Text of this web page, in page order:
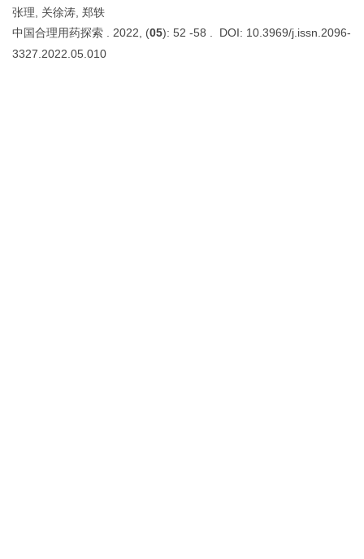
张理, 关徐涛, 郑轶
中国合理用药探索 . 2022, (05): 52 -58 . DOI: 10.3969/j.issn.2096-
3327.2022.05.010